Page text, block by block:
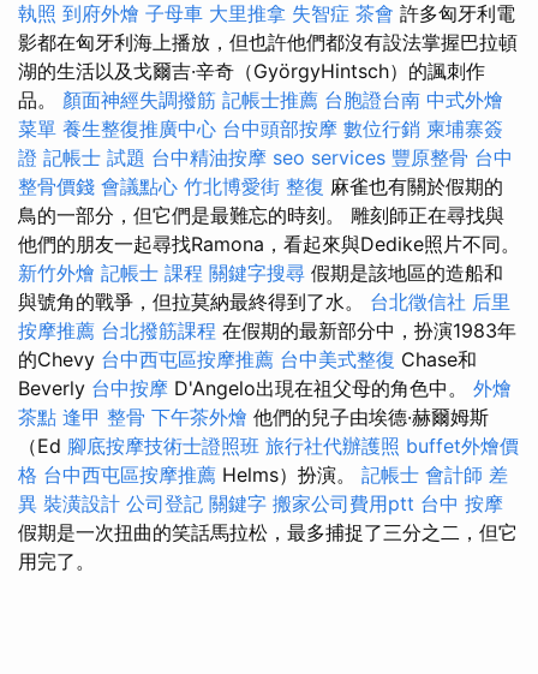
執照 到府外燴 子母車 大里推拿 失智症 茶會 許多匈牙利電
影都在匈牙利海上播放，但也許他們都沒有設法掌握巴拉頓
湖的生活以及戈爾吉·辛奇（GyörgyHintsch）的諷刺作
品。 顏面神經失調撥筋 記帳士推薦 台胞證台南 中式外燴
菜單 養生整復推廣中心 台中頭部按摩 數位行銷 柬埔寨簽
證 記帳士 試題 台中精油按摩 seo services 豐原整骨 台中
整骨價錢 會議點心 竹北博愛街 整復 麻雀也有關於假期的
鳥的一部分，但它們是最難忘的時刻。 雕刻師正在尋找與
他們的朋友一起尋找Ramona，看起來與Dedike照片不同。
新竹外燴 記帳士 課程 關鍵字搜尋 假期是該地區的造船和
與號角的戰爭，但拉莫納最終得到了水。 台北徵信社 后里
按摩推薦 台北撥筋課程 在假期的最新部分中，扮演1983年
的Chevy 台中西屯區按摩推薦 台中美式整復 Chase和
Beverly 台中按摩 D'Angelo出現在祖父母的角色中。 外燴
茶點 逢甲 整骨 下午茶外燴 他們的兒子由埃德·赫爾姆斯
（Ed 腳底按摩技術士證照班 旅行社代辦護照 buffet外燴價
格 台中西屯區按摩推薦 Helms）扮演。 記帳士 會計師 差
異 裝潢設計 公司登記 關鍵字 搬家公司費用ptt 台中 按摩
假期是一次扭曲的笑話馬拉松，最多捕捉了三分之二，但它
用完了。